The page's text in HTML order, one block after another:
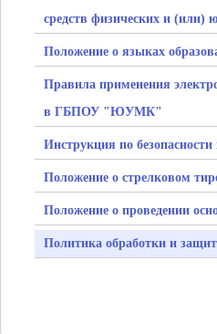
средств физических и (или)
Положение о языках
Правила применения
в ГБПОУ "ЮУМК"
Инструкция по
Положение о стрелковом
Положение о проведении
Политика обработки и